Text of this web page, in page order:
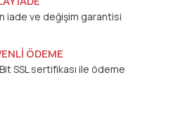
iade ve değişim garantisi
ÖDEME
SSL sertifikası ile ödeme